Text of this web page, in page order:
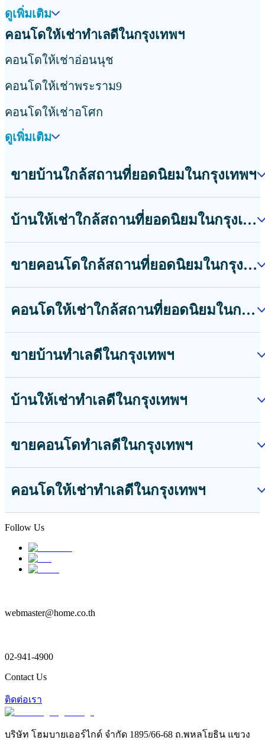
ดูเพิ่มเติม
คอนโดให้เช่าทำเลดีในกรุงเทพฯ
คอนโดให้เช่าอ่อนนุช
คอนโดให้เช่าพระราม9
คอนโดให้เช่าอโศก
ดูเพิ่มเติม
ขายบ้านใกล้สถานที่ยอดนิยมในกรุงเทพฯ
บ้านให้เช่าใกล้สถานที่ยอดนิยมในกรุงเทพฯ
ขายคอนโดใกล้สถานที่ยอดนิยมในกรุงเทพฯ
คอนโดให้เช่าใกล้สถานที่ยอดนิยมในกรุงเทพฯ
ขายบ้านทำเลดีในกรุงเทพฯ
บ้านให้เช่าทำเลดีในกรุงเทพฯ
ขายคอนโดทำเลดีในกรุงเทพฯ
คอนโดให้เช่าทำเลดีในกรุงเทพฯ
Follow Us
webmaster@home.co.th
02-941-4900
Contact Us
ติดต่อเรา
บริษัท โฮมบายเออร์ไกด์ จำกัด 1895/66-68 ถ.พหลโยธิน แขวง